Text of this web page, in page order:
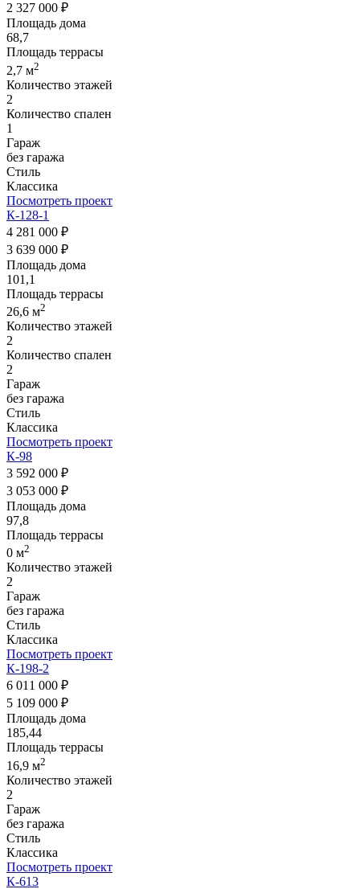
2 327 000 ₽
Площадь дома
68,7
Площадь террасы
2,7 м2
Количество этажей
2
Количество спален
1
Гараж
без гаража
Стиль
Классика
Посмотреть проект
К-128-1
4 281 000 ₽
3 639 000 ₽
Площадь дома
101,1
Площадь террасы
26,6 м2
Количество этажей
2
Количество спален
2
Гараж
без гаража
Стиль
Классика
Посмотреть проект
К-98
3 592 000 ₽
3 053 000 ₽
Площадь дома
97,8
Площадь террасы
0 м2
Количество этажей
2
Гараж
без гаража
Стиль
Классика
Посмотреть проект
К-198-2
6 011 000 ₽
5 109 000 ₽
Площадь дома
185,44
Площадь террасы
16,9 м2
Количество этажей
2
Гараж
без гаража
Стиль
Классика
Посмотреть проект
К-613